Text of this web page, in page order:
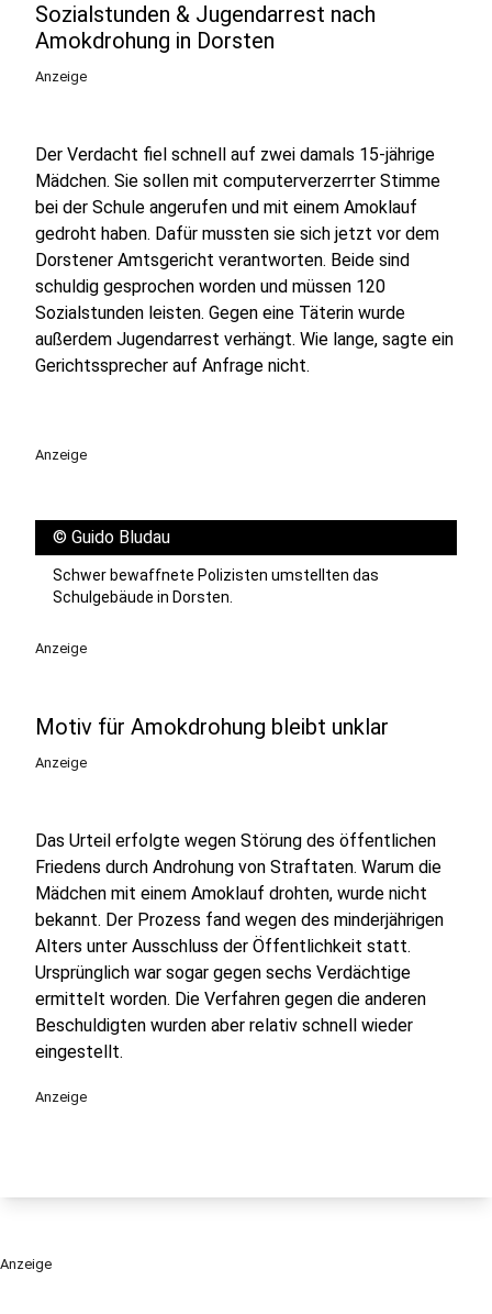
Sozialstunden & Jugendarrest nach
Amokdrohung in Dorsten
Anzeige
Der Verdacht fiel schnell auf zwei damals 15-jährige
Mädchen. Sie sollen mit computerverzerrter Stimme
bei der Schule angerufen und mit einem Amoklauf
gedroht haben. Dafür mussten sie sich jetzt vor dem
Dorstener Amtsgericht verantworten. Beide sind
schuldig gesprochen worden und müssen 120
Sozialstunden leisten. Gegen eine Täterin wurde
außerdem Jugendarrest verhängt. Wie lange, sagte ein
Gerichtssprecher auf Anfrage nicht.
Anzeige
© Guido Bludau
Schwer bewaffnete Polizisten umstellten das
Schulgebäude in Dorsten.
Anzeige
Motiv für Amokdrohung bleibt unklar
Anzeige
Das Urteil erfolgte wegen Störung des öffentlichen
Friedens durch Androhung von Straftaten. Warum die
Mädchen mit einem Amoklauf drohten, wurde nicht
bekannt. Der Prozess fand wegen des minderjährigen
Alters unter Ausschluss der Öffentlichkeit statt.
Ursprünglich war sogar gegen sechs Verdächtige
ermittelt worden. Die Verfahren gegen die anderen
Beschuldigten wurden aber relativ schnell wieder
eingestellt.
Anzeige
Anzeige